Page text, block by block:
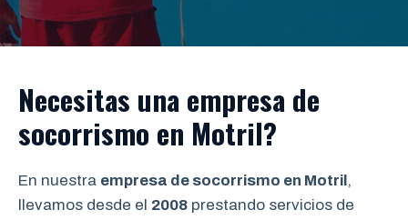
Necesitas una empresa de
socorrismo en Motril?
En nuestra empresa de socorrismo en Motril,
llevamos desde el 2008 prestando servicios de